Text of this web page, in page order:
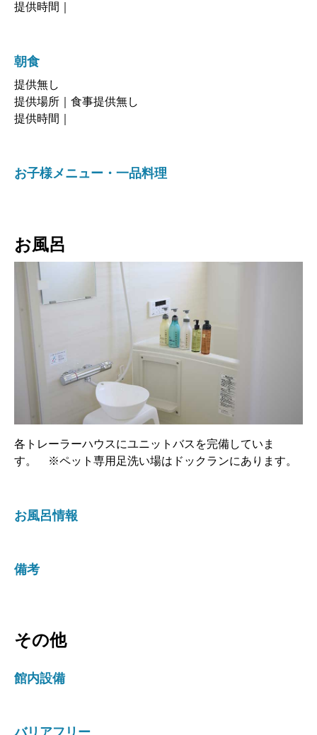
提供時間｜
朝食
提供無し
提供場所｜食事提供無し
提供時間｜
お子様メニュー・一品料理
お風呂
各トレーラーハウスにユニットバスを完備していま
す。 ※ペット専用足洗い場はドックランにあります。
お風呂情報
備考
その他
館内設備